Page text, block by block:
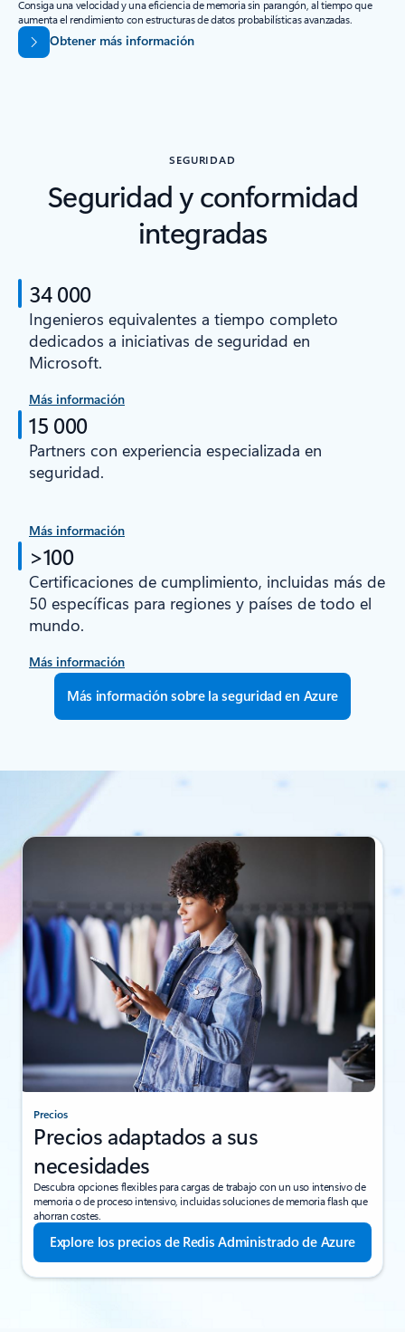
Consiga una velocidad y una eficiencia de memoria sin parangón, al tiempo que
aumenta el rendimiento con estructuras de datos probabilísticas avanzadas.
Obtener más información
SEGURIDAD
Seguridad y conformidad
integradas
34 000
Ingenieros equivalentes a tiempo completo
dedicados a iniciativas de seguridad en
Microsoft.
Más información
15 000
Partners con experiencia especializada en
seguridad.
Más información
>100
Certificaciones de cumplimiento, incluidas más de
50 específicas para regiones y países de todo el
mundo.
Más información
Más información sobre la seguridad en Azure
Precios
Precios adaptados a sus
necesidades
Descubra opciones flexibles para cargas de trabajo con un uso intensivo de
memoria o de proceso intensivo, incluidas soluciones de memoria flash que
ahorran costes.
Explore los precios de Redis Administrado de Azure